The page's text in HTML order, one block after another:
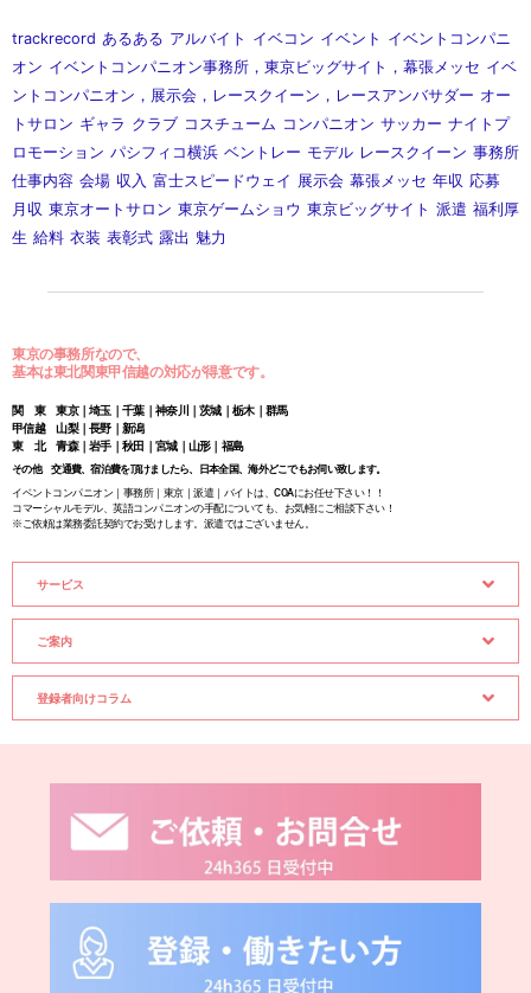
trackrecord あるある アルバイト イベコン イベント イベントコンパニ
オン イベントコンパニオン事務所，東京ビッグサイト，幕張メッセ イベ
ントコンパニオン，展示会，レースクイーン，レースアンバサダー オー
トサロン ギャラ クラブ コスチューム コンパニオン サッカー ナイトプ
ロモーション パシフィコ横浜 ベントレー モデル レースクイーン 事務所
仕事内容 会場 収入 富士スピードウェイ 展示会 幕張メッセ 年収 応募
月収 東京オートサロン 東京ゲームショウ 東京ビッグサイト 派遣 福利厚
生 給料 衣装 表彰式 露出 魅力
東京の事務所なので、
基本は東北関東甲信越の対応が得意です。
関 東 東京｜埼玉｜千葉｜神奈川｜茨城｜栃木｜群馬
甲信越 山梨｜長野｜新潟
東 北 青森｜岩手｜秋田｜宮城｜山形｜福島
その他 交通費、宿泊費を頂けましたら、日本全国、海外どこでもお伺い致します。
イベントコンパニオン｜事務所｜東京｜派遣｜バイトは、COAにお任せ下さい！！
コマーシャルモデル、英語コンパニオンの手配についても、お気軽にご相談下さい！
※ご依頼は業務委託契約でお受けします。派遣ではございません。
サービス
ご案内
登録者向けコラム